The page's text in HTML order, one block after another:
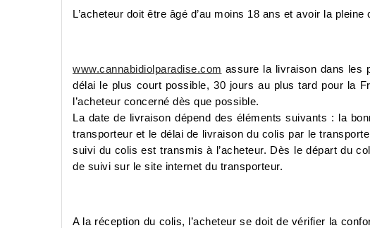
L’acheteur doit être âgé d’au moins 18 ans et avoir la
www.cannabidiolparadise.com assure la livraison dans les
délai le plus court possible, 30 jours au plus tard pour la
l’acheteur concerné dès que possible.
La date de livraison dépend des éléments suivants : la
transporteur et le délai de livraison du colis par le
suivi du colis est transmis à l’acheteur. Dès le départ du
de suivi sur le site internet du transporteur.
A la réception du colis, l’acheteur se doit de vérifier la